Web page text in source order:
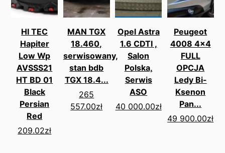
HI TEC
Hapiter
Low Wp
AVSSS21
HT BD 01
Black
Persian
Red
209.02zł
MAN TGX
18.460,
serwisowany,
stan bdb
TGX 18.4...
265
557.00zł
Opel Astra
1.6 CDTI ,
Salon
Polska,
Serwis
ASO
40 000.00zł
Peugeot
4008 4x4
FULL
OPCJA
Ledy Bi-
Ksenon
Pan...
49 900.00zł